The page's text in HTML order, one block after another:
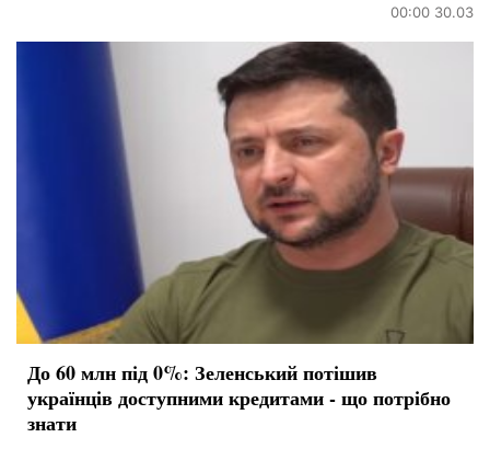
00:00 30.03
До 60 млн під 0%: Зеленський потішив
українців доступними кредитами - що потрібно
знати